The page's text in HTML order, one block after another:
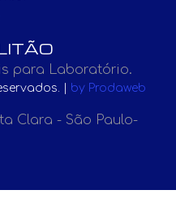
para Laboratório.
| by Prodaweb
Clara - São Paulo-